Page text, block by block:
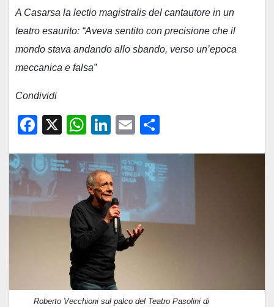
A Casarsa la lectio magistralis del cantautore in un
teatro esaurito: “Aveva sentito con precisione che il
mondo stava andando allo sbando, verso un’epoca
meccanica e falsa”
Condividi
F
c
e
b
o
X
W
at
s
A
p
p
Li
k
e
dI
n
E
ail n
di
di
Roberto Vecchioni sul palco del Teatro Pasolini di